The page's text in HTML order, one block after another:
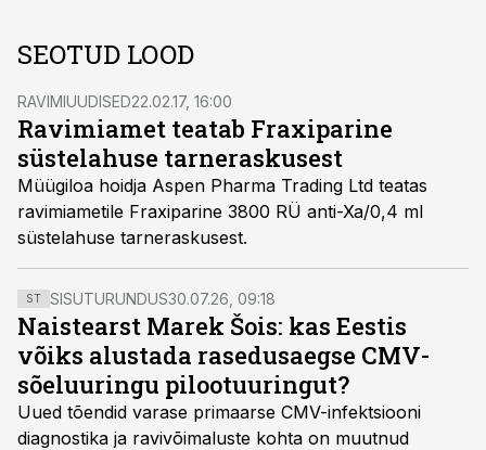
SEOTUD LOOD
RAVIMIUUDISED22.02.17, 16:00
Ravimiamet teatab Fraxiparine
süstelahuse tarneraskusest
Müügiloa hoidja Aspen Pharma Trading Ltd teatas
ravimiametile Fraxiparine 3800 RÜ anti-Xa/0,4 ml
süstelahuse tarneraskusest.
ST SISUTURUNDUS30.07.26, 09:18
Naistearst Marek Šois: kas Eestis
võiks alustada rasedusaegse CMV-
sõeluuringu pilootuuringut?
Uued tõendid varase primaarse CMV-infektsiooni
diagnostika ja ravivõimaluste kohta on muutnud